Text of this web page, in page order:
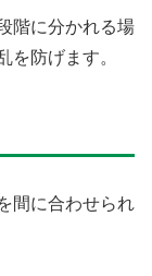
階に分かれる場
を防げます。
間に合わせられ